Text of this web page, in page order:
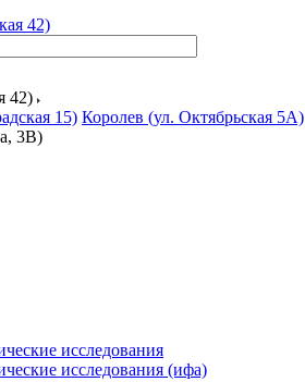
42)
15) Королев (ул. Октябрьская 5А)
3В)
исследования
исследования (ифа)